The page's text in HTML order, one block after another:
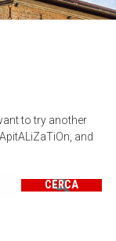
to try another
and
CERCA